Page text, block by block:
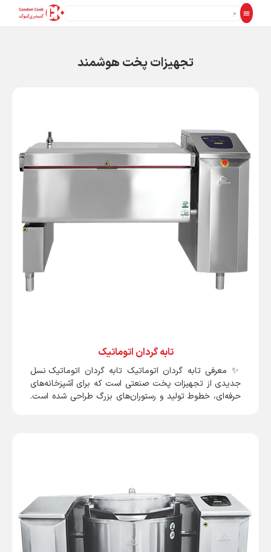
تجهیزات پخت هوشمند
تابه گردان اتوماتیک
✨ معرفی تابه گردان اتوماتیک تابه گردان اتوماتیک نسل
جدیدی از تجهیزات پخت صنعتی است که برای آشپزخانه‌های
حرفه‌ای، خطوط تولید و رستوران‌های بزرگ طراحی شده است.